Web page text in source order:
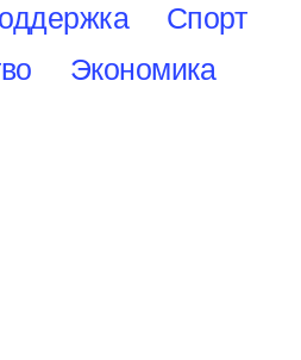
Спорт
Экономика